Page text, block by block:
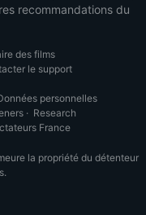
recommandations du
des films
le support
personnelles
· Research
France
la propriété du détenteur